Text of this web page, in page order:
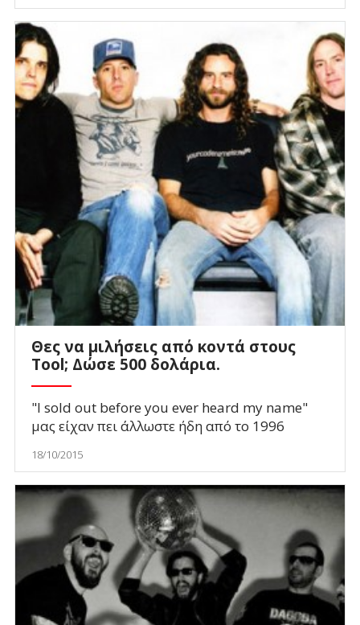
Θες να μιλήσεις από κοντά στους
Tool; Δώσε 500 δολάρια.
"I sold out before you ever heard my name"
μας είχαν πει άλλωστε ήδη από τo 1996
18/10/2015